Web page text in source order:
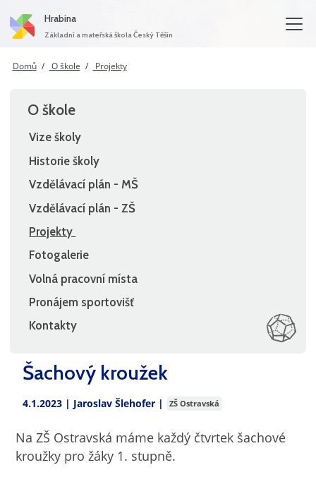
Hrabina
Základní a mateřská škola Český Těšín
Domů O škole Projekty
O škole
Vize školy
Historie školy
Vzdělávací plán - MŠ
Vzdělávací plán - ZŠ
Projekty
Fotogalerie
Volná pracovní místa
Pronájem sportovišť
Kontakty
Šachový kroužek
4.1.2023 | Jaroslav Šlehofer | ZŠ Ostravská
Na ZŠ Ostravská máme každý čtvrtek šachové
kroužky pro žáky 1. stupně.